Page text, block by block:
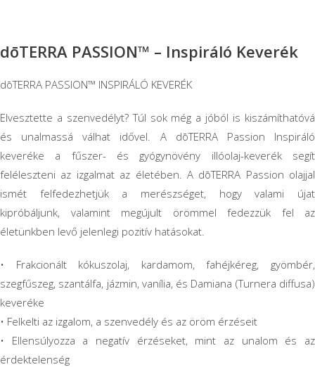
dōTERRA PASSION™ – Inspiráló Keverék
dōTERRA PASSION™ INSPIRÁLÓ KEVERÉK
Elvesztette a szenvedélyt? Túl sok még a jóból is kiszámíthatóvá
és unalmassá válhat idővel. A dōTERRA Passion Inspiráló
keveréke a fűszer- és gyógynövény illóolaj-keverék segít
feléleszteni az izgalmat az életében. A dōTERRA Passion olajjal
ismét felfedezhetjük a merészséget, hogy valami újat
kipróbáljunk, valamint megújult örömmel fedezzük fel az
életünkben levő jelenlegi pozitív hatásokat.
• Frakcionált kókuszolaj, kardamom, fahéjkéreg, gyömbér,
szegfűszeg, szantálfa, jázmin, vanília, és Damiana (Turnera diffusa)
keveréke
• Felkelti az izgalom, a szenvedély és az öröm érzéseit
• Ellensúlyozza a negatív érzéseket, mint az unalom és az
érdektelenség